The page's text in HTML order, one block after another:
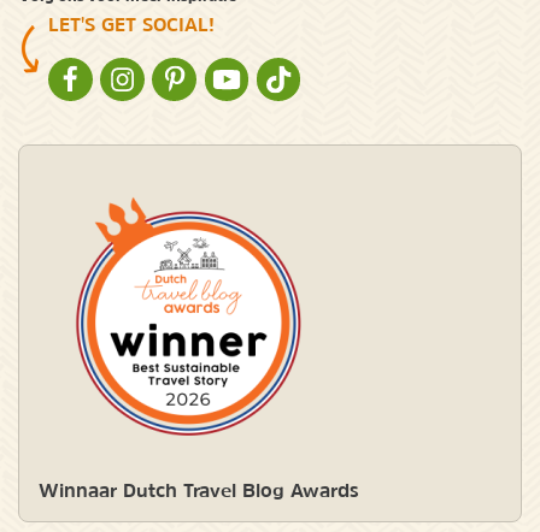
LET'S GET SOCIAL!
NATURESCANNER OP FACEBOOK
NATURESCANNER OP INSTAGRAM
NATURESCANNER OP PINTEREST
NATURESCANNER OP YOUTUBE
NATURESCANNER OP TIKTOK
Winnaar Dutch Travel Blog Awards